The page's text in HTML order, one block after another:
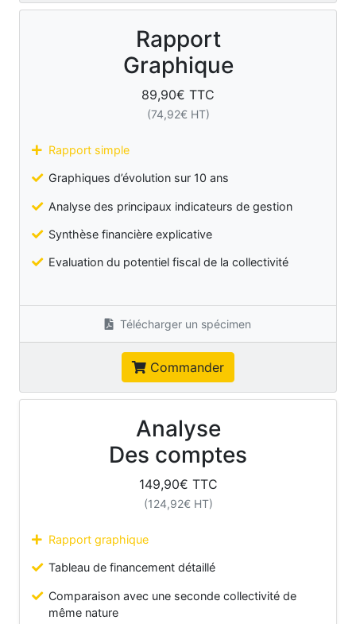
Rapport
Graphique
89,90€ TTC
(74,92€ HT)
Rapport simple
Graphiques d’évolution sur 10 ans
Analyse des principaux indicateurs de gestion
Synthèse financière explicative
Evaluation du potentiel fiscal de la collectivité
Télécharger un spécimen
Commander
Analyse
Des comptes
149,90€ TTC
(124,92€ HT)
Rapport graphique
Tableau de financement détaillé
Comparaison avec une seconde collectivité de
même nature